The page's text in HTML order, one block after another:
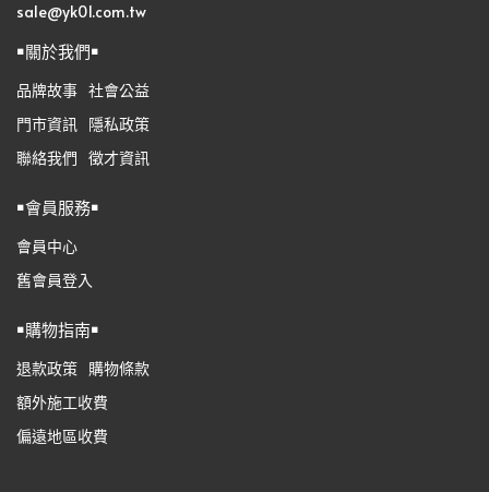
sale@yk01.com.tw
￭關於我們￭
品牌故事 社會公益
門市資訊 隱私政策
聯絡我們 徵才資訊
￭會員服務￭
會員中心
舊會員登入
￭購物指南￭
退款政策 購物條款
額外施工收費
偏遠地區收費